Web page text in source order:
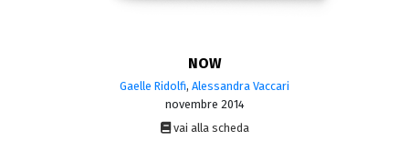
NOW
Gaelle Ridolfi, Alessandra Vaccari
novembre 2014
vai alla scheda